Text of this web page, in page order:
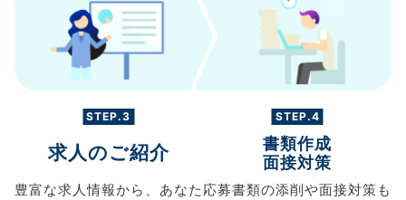
STEP.3
求人のご紹介
豊富な求人情報から、 あなた
STEP.4
書類作成
面接対策
応募書類の添削や面接対策も